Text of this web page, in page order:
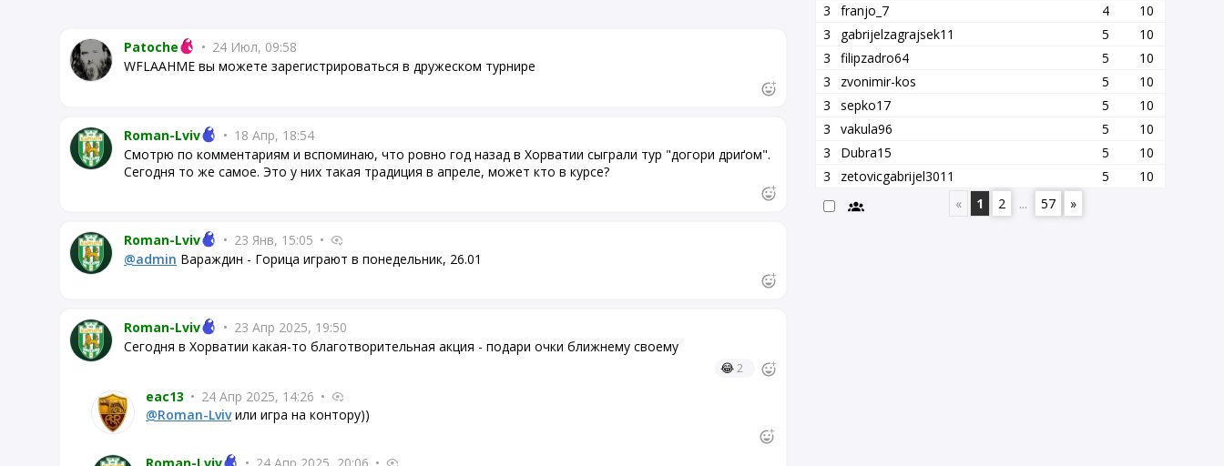
Patoche • 24 Июл, 09:58
WFLAAHME вы можете зарегистрироваться в дружеском турнире
Roman-Lviv • 18 Апр, 18:54
Смотрю по комментариям и вспоминаю, что ровно год назад в Хорватии сыграли тур "догори дриґом".
Сегодня то же самое. Это у них такая традиция в апреле, может кто в курсе?
Roman-Lviv • 23 Янв, 15:05 •
@admin Вараждин - Горица играют в понедельник, 26.01
Roman-Lviv • 23 Апр 2025, 19:50
Сегодня в Хорватии какая-то благотворительная акция - подари очки ближнему своему
😂2
eac13 • 24 Апр 2025, 14:26 •
@Roman-Lvivили игра на контору))
3
franjo_7 4
10
3
gabrijelzagrajsek11 5
10
3
filipzadro64 5
10
3
zvonimir-kos 5
10
3
sepko17 5
10
3
vakula96 5
10
3
Dubra15 5
10
3
zetovicgabrijel3011 5
10
«
1 2 ... 57 »